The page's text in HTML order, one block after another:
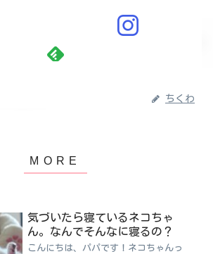
ちくわ
気づいたら寝ているネコちゃ
ん。なんでそんなに寝るの？
こんにちは、パパです！ネコちゃんっ